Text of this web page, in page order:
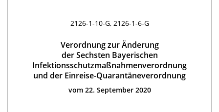
2126-1-10-G, 2126-1-6-G
Verordnung zur Änderung
der Sechsten Bayerischen
Infektionsschutzmaßnahmenverordnung
und der Einreise-Quarantäneverordnung
vom 22. September 2020